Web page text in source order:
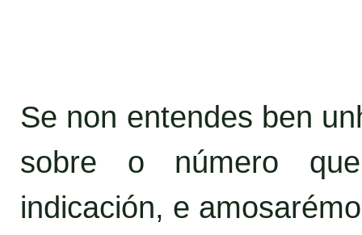
Se non entendes ben
sobre o número
indicación, e